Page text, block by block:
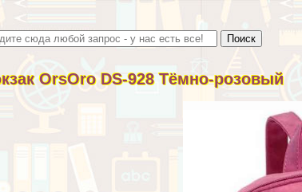
OrsOro DS-928 Тёмно-розовый